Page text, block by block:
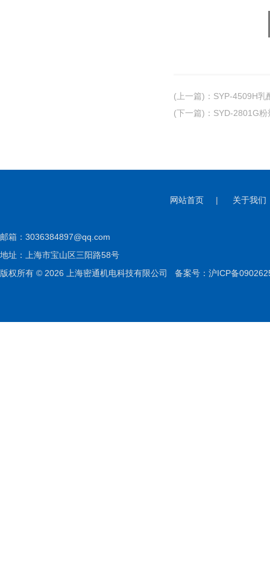
(上一篇) ： SYP-4509H乳
(下一篇) ： SYD-2801G
网站首页 | 关于我们
邮箱： 3036384897@qq.com
地址：上海市宝山区三阳路58号
版权所有 © 2026 上海密通机电科技有限公司 备案号：沪ICP备